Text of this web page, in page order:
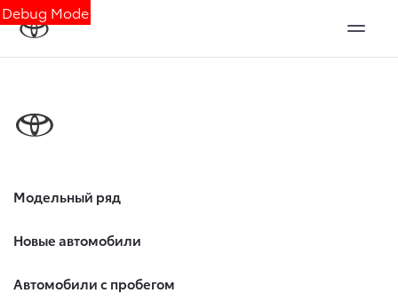
Debug Mode
Модельный ряд
Новые автомобили
Автомобили с пробегом